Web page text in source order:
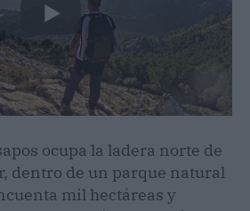
ocupa la ladera norte de
dentro de un parque natural
mil hectáreas y